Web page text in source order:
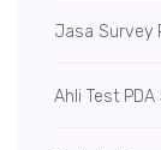
Jasa Survey
Ahli Test